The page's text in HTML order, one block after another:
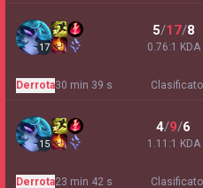
17
5/17/8
0.76:1 KDA
Derrota30 min 39 s
15
4/9/6
1.11:1 KDA
Derrota23 min 42 s